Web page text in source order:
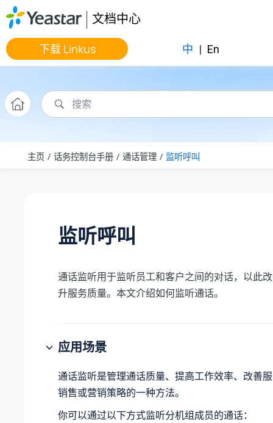
跳转到主要内容
文档中心
下载 Linkus 中 | En
主页 话务控制台手册 通话管理 监听呼叫
监听呼叫
通话监听用于监听员工和客户之间的对话，以此
升服务质量。本文介绍如何监听通话。
应用场景
通话监听是管理通话质量、提高工作效率、改善
销售或营销策略的一种方法。
你可以通过以下方式监听分机组成员的通话：